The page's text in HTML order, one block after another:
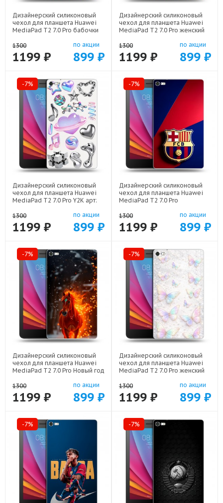
Дизайнерский силиконовый
чехол для планшета Huawei
MediaPad T2 7.0 Pro бабочки
1300
1199 ₽
по акции
899 ₽
Дизайнерский силиконовый
чехол для планшета Huawei
MediaPad T2 7.0 Pro женский
1300
1199 ₽
по акции
899 ₽
-7%
Дизайнерский силиконовый
чехол для планшета Huawei
MediaPad T2 7.0 Pro Y2K арт:
1300
1199 ₽
по акции
899 ₽
-7%
Дизайнерский силиконовый
чехол для планшета Huawei
MediaPad T2 7.0 Pro
44194-22332
1300
1199 ₽
по акции
899 ₽
-7%
Дизайнерский силиконовый
чехол для планшета Huawei
MediaPad T2 7.0 Pro Новый год
1300
1199 ₽
по акции
899 ₽
-7%
Дизайнерский силиконовый
чехол для планшета Huawei
MediaPad T2 7.0 Pro женский
1300
1199 ₽
по акции
899 ₽
-7% -7%